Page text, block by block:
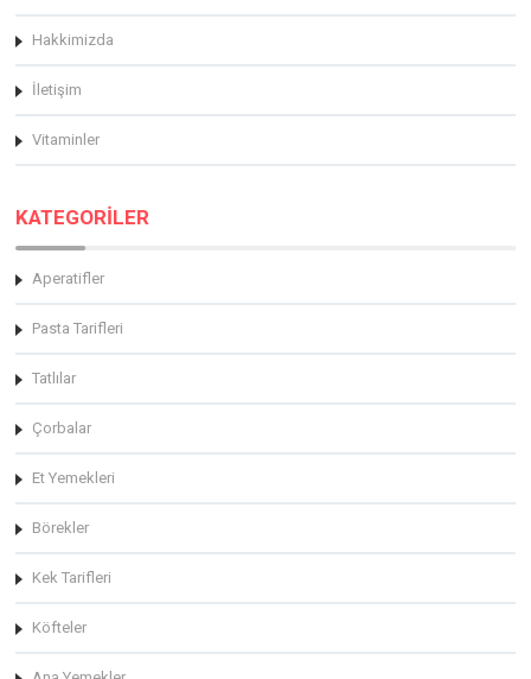
Hakkimizda
İletişim
Vitaminler
KATEGORİLER
Aperatifler
Pasta Tarifleri
Tatlılar
Çorbalar
Et Yemekleri
Börekler
Kek Tarifleri
Köfteler